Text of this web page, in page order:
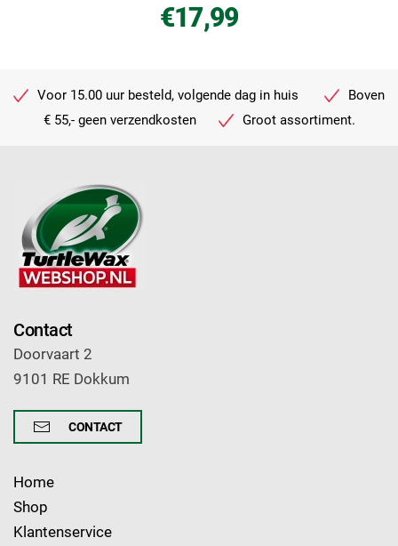
€17,99
Voor 15.00 uur besteld, volgende dag in huis
Boven
€ 55,- geen verzendkosten
Groot assortiment.
Contact
Doorvaart 2
9101 RE Dokkum
CONTACT
Home
Shop
Klantenservice